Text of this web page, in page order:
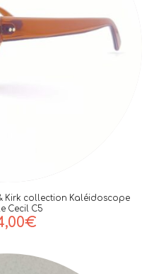
Kirk collection Kaléidoscope
Cecil C5
€